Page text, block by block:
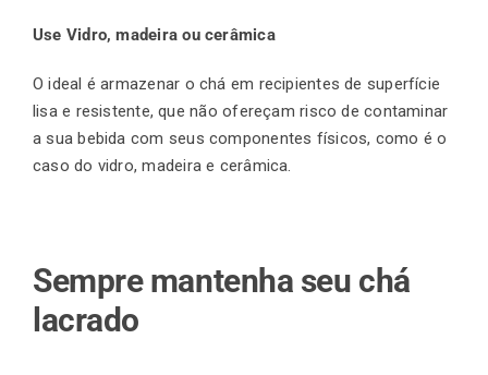
Use Vidro, madeira ou cerâmica
O ideal é armazenar o chá em recipientes de superfície
lisa e resistente, que não ofereçam risco de contaminar
a sua bebida com seus componentes físicos, como é o
caso do vidro, madeira e cerâmica.
Sempre mantenha seu chá
lacrado